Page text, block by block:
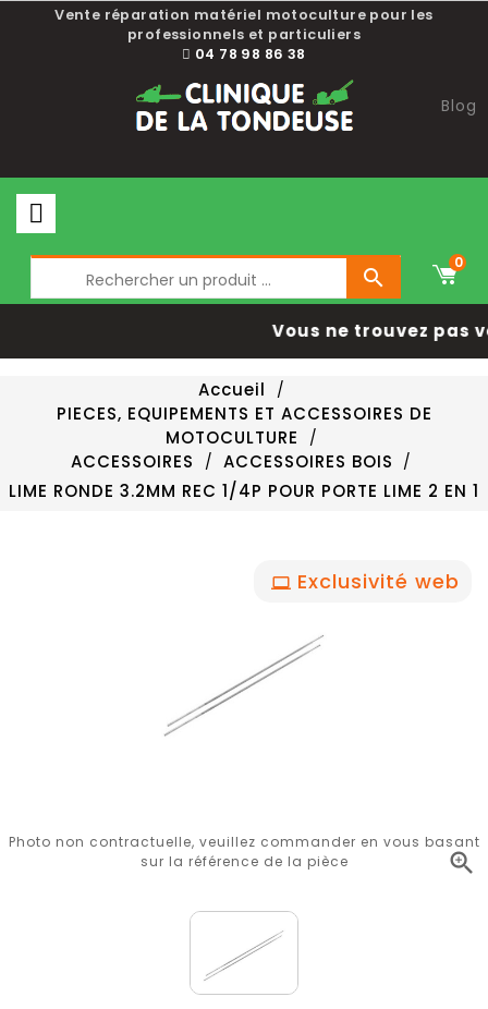
Vente réparation matériel motoculture pour les
professionnels et particuliers
04 78 98 86 38
Blog

0
Vous ne trouvez pas
Accueil
PIECES, EQUIPEMENTS ET ACCESSOIRES DE
MOTOCULTURE
ACCESSOIRES
ACCESSOIRES BOIS
LIME RONDE 3.2MM REC 1/4P POUR PORTE LIME 2 EN 1
Exclusivité web

Photo non contractuelle, veuillez commander en vous basant
sur la référence de la pièce